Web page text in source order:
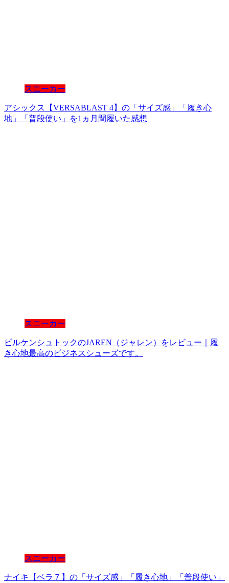
スニーカー
アシックス【VERSABLAST 4】の「サイズ感」「履き心
地」「普段使い」を1ヵ月間履いた感想
スニーカー
ビルケンシュトックのJAREN（ジャレン）をレビュー｜履
き心地最高のビジネスシューズです。
スニーカー
ナイキ【ベラ７】の「サイズ感」「履き心地」「普段使い」